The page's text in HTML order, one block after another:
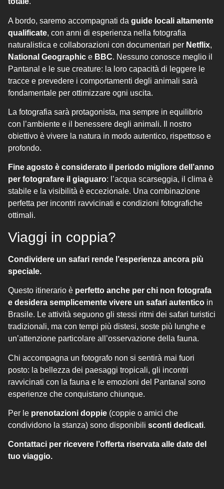
A bordo, saremo accompagnati da guide locali altamente
qualificate, con anni di esperienza nella fotografia
naturalistica e collaborazioni con documentari per Netflix,
National Geographic e BBC. Nessuno conosce meglio il
Pantanal e le sue creature: la loro capacità di leggere le
tracce e prevedere i comportamenti degli animali sarà
fondamentale per ottimizzare ogni uscita.
La fotografia sarà protagonista, ma sempre in equilibrio
con l’ambiente e il benessere degli animali. Il nostro
obiettivo è vivere la natura in modo autentico, rispettoso e
profondo.
Fine agosto è considerato il periodo migliore dell’anno
per fotografare il giaguaro: l’acqua scarseggia, il clima è
stabile e la visibilità è eccezionale. Una combinazione
perfetta per incontri ravvicinati e condizioni fotografiche
ottimali.
Viaggi in coppia?
Condividere un safari rende l’esperienza ancora più
speciale.
Questo itinerario è perfetto anche per chi non fotografa
e desidera semplicemente vivere un safari autentico in
Brasile. Le attività seguono gli stessi ritmi dei safari turistici
tradizionali, ma con tempi più distesi, soste più lunghe e
un’attenzione particolare all’osservazione della fauna.
Chi accompagna un fotografo non si sentirà mai fuori
posto: la bellezza dei paesaggi tropicali, gli incontri
ravvicinati con la fauna e le emozioni del Pantanal sono
esperienze che conquistano chiunque.
Per le prenotazioni doppie (coppie o amici che
condividono la stanza) sono disponibili sconti dedicati.
Contattaci per ricevere l’offerta riservata alle date del
tuo viaggio.